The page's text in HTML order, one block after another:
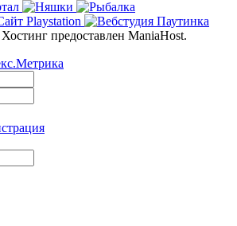
предоставлен ManiaHost.